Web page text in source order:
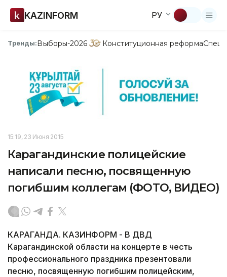
KAZINFORM РУ
Тренды:Выборы-2026 Конституционная реформа
15:19, 23 Июня 2015
Карагандинские полицейские
написали песню, посвященную
погибшим коллегам (ФОТО, ВИДЕО)
КАРАГАНДА. КАЗИНФОРМ - В ДВД
Карагандинской области на концерте в честь
профессионального праздника презентовали
песню, посвященную погибшим полицейским,